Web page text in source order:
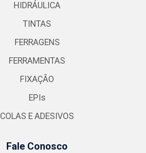
HIDRÁULICA
TINTAS
FERRAGENS
FERRAMENTAS
FIXAÇÃO
EPIs
COLAS E ADESIVOS
Fale Conosco